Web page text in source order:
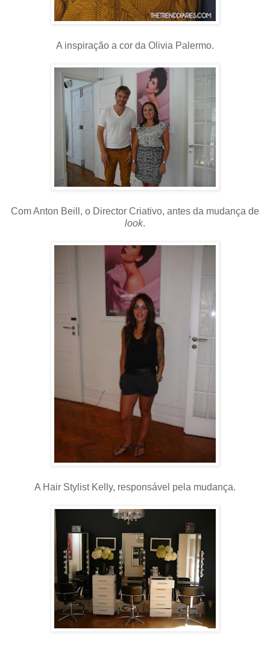
A inspiração a cor da Olivia Palermo.
Com Anton Beill, o Director Criativo, antes da mudança de
look.
A Hair Stylist Kelly, responsável pela mudança.